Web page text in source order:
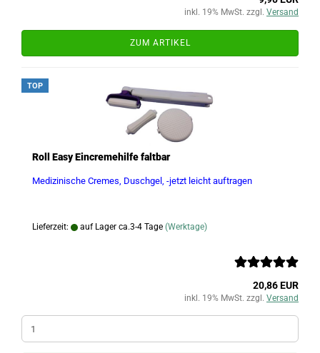
inkl. 19% MwSt. zzgl. Versand
ZUM ARTIKEL
TOP
Roll Easy Eincremehilfe faltbar
Medizinische Cremes, Duschgel, -jetzt leicht auftragen
Lieferzeit: auf Lager ca.3-4 Tage (Werktage)
20,86 EUR
inkl. 19% MwSt. zzgl. Versand